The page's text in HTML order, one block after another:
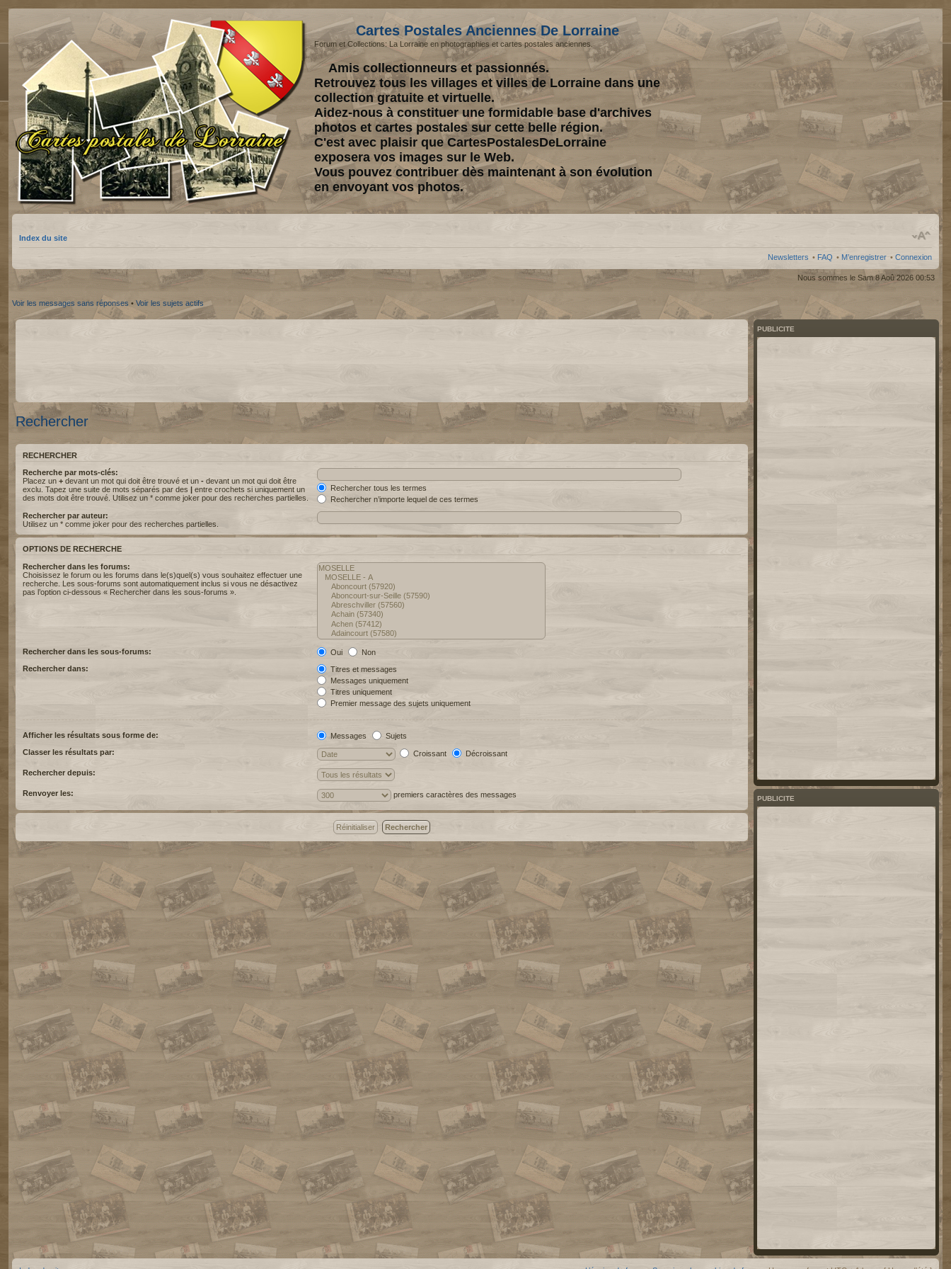
Cartes Postales Anciennes De Lorraine
Forum et Collections: La Lorraine en photographies et cartes postales anciennes.
Amis collectionneurs et passionnés.
Retrouvez tous les villages et villes de Lorraine dans une
collection gratuite et virtuelle.
Aidez-nous à constituer une formidable base d'archives
photos et cartes postales sur cette belle région.
C'est avec plaisir que CartesPostalesDeLorraine
exposera vos images sur le Web.
Vous pouvez contribuer dès maintenant à son évolution
en envoyant vos photos.
Index du site
Newsletters • FAQ • M’enregistrer • Connexion
Nous sommes le Sam 8 Aoû 2026 00:53
Voir les messages sans réponses • Voir les sujets actifs
Rechercher
RECHERCHER
Recherche par mots-clés:
Placez un + devant un mot qui doit être trouvé et un - devant un mot qui doit être
exclu. Tapez une suite de mots séparés par des | entre crochets si uniquement un
des mots doit être trouvé. Utilisez un * comme joker pour des recherches partielles.
Rechercher tous les termes
Rechercher n’importe lequel de ces termes
Rechercher par auteur:
Utilisez un * comme joker pour des recherches partielles.
OPTIONS DE RECHERCHE
Rechercher dans les forums:
Choisissez le forum ou les forums dans le(s)quel(s) vous souhaitez effectuer une
recherche. Les sous-forums sont automatiquement inclus si vous ne désactivez
pas l’option ci-dessous « Rechercher dans les sous-forums ».
Rechercher dans les sous-forums: Oui
Non
Rechercher dans:
Titres et messages
Messages uniquement
Titres uniquement
Premier message des sujets uniquement
Afficher les résultats sous forme de: Messages
Sujets
Classer les résultats par:
Croissant Décroissant
Rechercher depuis:
Renvoyer les: premiers caractères des messages
PUBLICITE
PUBLICITE